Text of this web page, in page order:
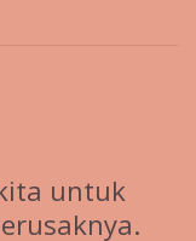
untuk